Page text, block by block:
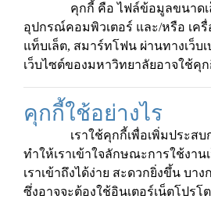
คุกกี้ คือ ไฟล์ข้อมูลขนาดเล็ก
อุปกรณ์คอมพิวเตอร์ และ/หรือ เค
แท็บเล็ต, สมาร์ทโฟน ผ่านทางเว็บ
เว็บไซต์ของมหาวิทยาลัยอาจใช้คุ
คุกกี้ใช้อย่างไร
เราใช้คุกกี้เพื่อเพิ่มประสบกา
ทำให้เราเข้าใจลักษณะการใช้งาน
เราเข้าถึงได้ง่าย สะดวกยิ่งขึ้น บ
ซึ่งอาจจะต้องใช้อินเตอร์เน็ตโปรโ